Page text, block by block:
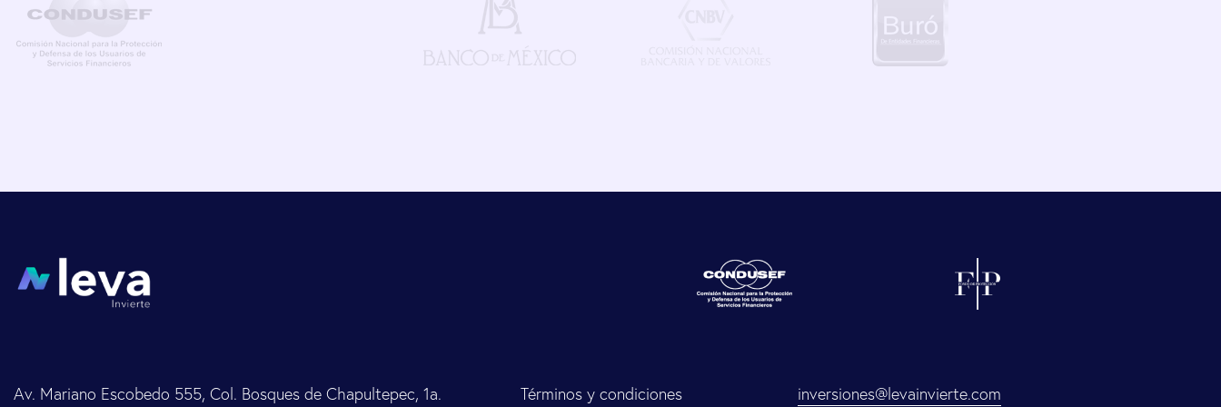
Av. Mariano Escobedo 555, Col. Bosques de Chapultepec, 1a. Términos y condiciones inversiones@levainvierte.com